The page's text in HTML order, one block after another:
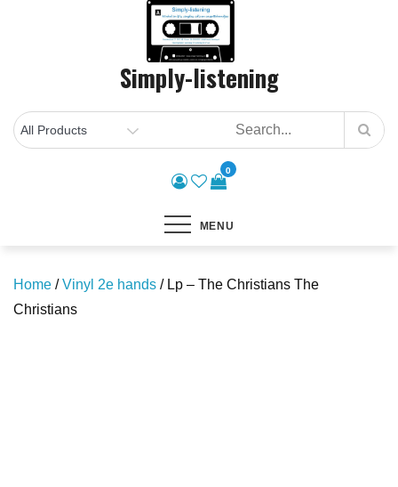
Simply-listening
0
MENU
Home /Vinyl 2e hands / Lp – The Christians The
Christians